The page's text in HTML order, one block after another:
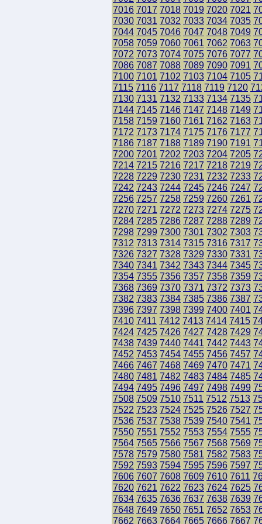
7016 7017 7018 7019 7020 7021
7030 7031 7032 7033 7034 7035
7044 7045 7046 7047 7048 7049
7058 7059 7060 7061 7062 7063
7072 7073 7074 7075 7076 7077
7086 7087 7088 7089 7090 7091
7100 7101 7102 7103 7104 7105
7115 7116 7117 7118 7119 7120
7130 7131 7132 7133 7134 7135
7144 7145 7146 7147 7148 7149
7158 7159 7160 7161 7162 7163
7172 7173 7174 7175 7176 7177
7186 7187 7188 7189 7190 7191
7200 7201 7202 7203 7204 7205
7214 7215 7216 7217 7218 7219
7228 7229 7230 7231 7232 7233
7242 7243 7244 7245 7246 7247
7256 7257 7258 7259 7260 7261
7270 7271 7272 7273 7274 7275
7284 7285 7286 7287 7288 7289
7298 7299 7300 7301 7302 7303
7312 7313 7314 7315 7316 7317
7326 7327 7328 7329 7330 7331
7340 7341 7342 7343 7344 7345
7354 7355 7356 7357 7358 7359
7368 7369 7370 7371 7372 7373
7382 7383 7384 7385 7386 7387
7396 7397 7398 7399 7400 7401
7410 7411 7412 7413 7414 7415
7424 7425 7426 7427 7428 7429
7438 7439 7440 7441 7442 7443
7452 7453 7454 7455 7456 7457
7466 7467 7468 7469 7470 7471
7480 7481 7482 7483 7484 7485
7494 7495 7496 7497 7498 7499
7508 7509 7510 7511 7512 7513
7522 7523 7524 7525 7526 7527
7536 7537 7538 7539 7540 7541
7550 7551 7552 7553 7554 7555
7564 7565 7566 7567 7568 7569
7578 7579 7580 7581 7582 7583
7592 7593 7594 7595 7596 7597
7606 7607 7608 7609 7610 7611
7620 7621 7622 7623 7624 7625
7634 7635 7636 7637 7638 7639
7648 7649 7650 7651 7652 7653
7662 7663 7664 7665 7666 7667